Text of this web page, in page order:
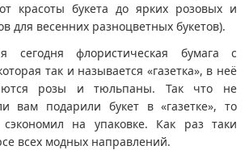
красоты букета до ярких розовых и
для весенних разноцветных букетов).
сегодня флористическая бумага с
так и называется «газетка», в неё
розы и тюльпаны. Так что не
вам подарили букет в «газетке», то
на упаковке. Как раз таки
всех модных направлений.